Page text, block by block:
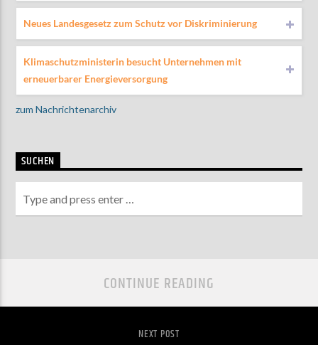
Neues Landesgesetz zum Schutz vor Diskriminierung
Klimaschutzministerin besucht Unternehmen mit
erneuerbarer Energieversorgung
zum Nachrichtenarchiv
SUCHEN
CONTINUE READING
NEXT POST